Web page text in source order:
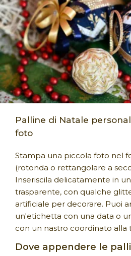
Palline di Natale
foto
Stampa una piccola foto nel
(rotonda o rettangolare a
Inseriscila delicatamente in
trasparente, con qualche
artificiale per decorare. Puoi
un'etichetta con una data o
con un nastro coordinato alla
Dove appendere le